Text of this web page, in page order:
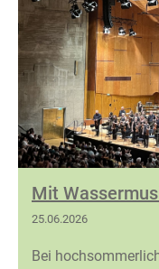
Mit
25.06.2026
Bei